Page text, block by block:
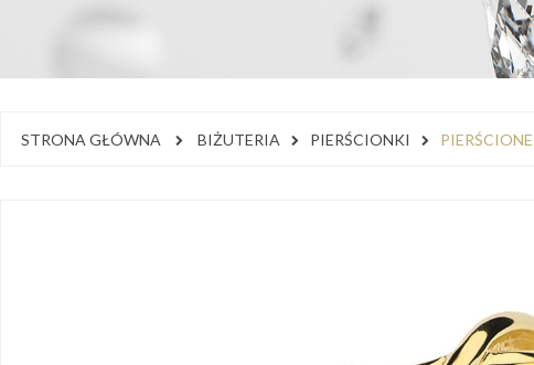
STRONA GŁÓWNA BIŻUTERIA PIERŚCIONKI